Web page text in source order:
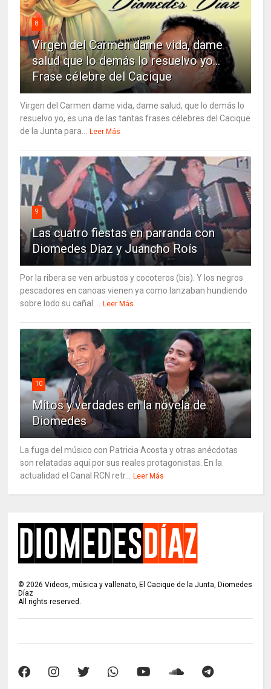
8
Virgen del Carmen dame vida, dame
salud que lo demás lo resuelvo yo…
Frase célebre del Cacique
Virgen del Carmen dame vida, dame salud, que lo demás lo
resuelvo yo, es una de las tantas frases célebres del Cacique
de la Junta para... Leer Más
9
Las cuatro fiestas en parranda con
Diomedes Díaz y Juancho Roís
Por la ribera se ven arbustos y cocoteros (bis). Y los negros
pescadores en canoas vienen ya como lanzaban hundiendo
sobre lodo su cañal.... Leer Más
10
Mitos y verdades en la novela de
Diomedes
La fuga del músico con Patricia Acosta y otras anécdotas
son relatadas aquí por sus reales protagonistas. En la
actualidad el Canal RCN retr... Leer Más
©2026 Videos, música y vallenato, El Cacique de la Junta, Diomedes
Díaz
All rights reserved.